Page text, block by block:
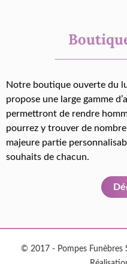
Notre boutique ouverte du
propose une large gamme
permettront de rendre
pourrez y trouver de
majeure partie
souhaits de chacun.
© 2017 - Pompes Funèbres